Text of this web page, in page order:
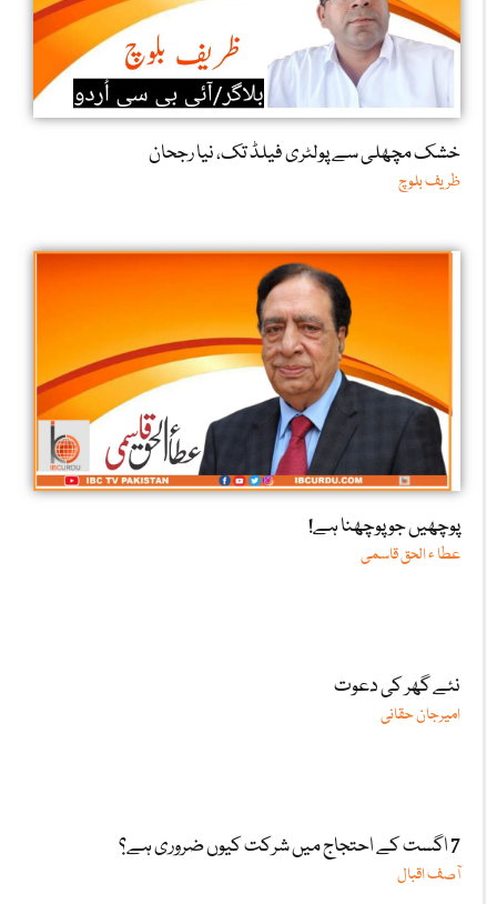
خشک مچھلی سے پولٹری فیلڈ تک، نیا رجحان
ظریف بلوچ
پوچھیں جو پوچھنا ہے!
عطا ء الحق قاسمی
نئے گھر کی دعوت
امیرجان حقانی
7 اگست کے احتجاج میں شرکت کیوں ضروری ہے؟
آصف اقبال